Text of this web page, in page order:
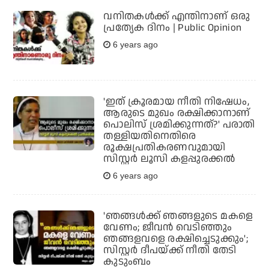
വനിതകള്‍ക്ക് എന്തിനാണ് ഒരു
പ്രത്യേക ദിനം | Public Opinion
6 years ago
'ഇത് ക്രൂരമായ നീതി നിഷേധം,
ആരുടെ മുഖം രക്ഷിക്കാനാണ്
പൊലിസ് ശ്രമിക്കുന്നത്?' പരാതി
തള്ളിയതിനെതിരെ
രൂക്ഷപ്രതികരണവുമായി
സിസ്റ്റര്‍ ലൂസി കളപ്പുരക്കല്‍
6 years ago
'ഞങ്ങള്‍ക്ക് ഞങ്ങളുടെ മകളെ
വേണം; ജീവന്‍ വെടിഞ്ഞും
ഞങ്ങളവളെ രക്ഷിച്ചെടുക്കും';
സിസ്റ്റര്‍ ദീപയ്ക്ക്‌ നീതി തേടി
കുടുംബം